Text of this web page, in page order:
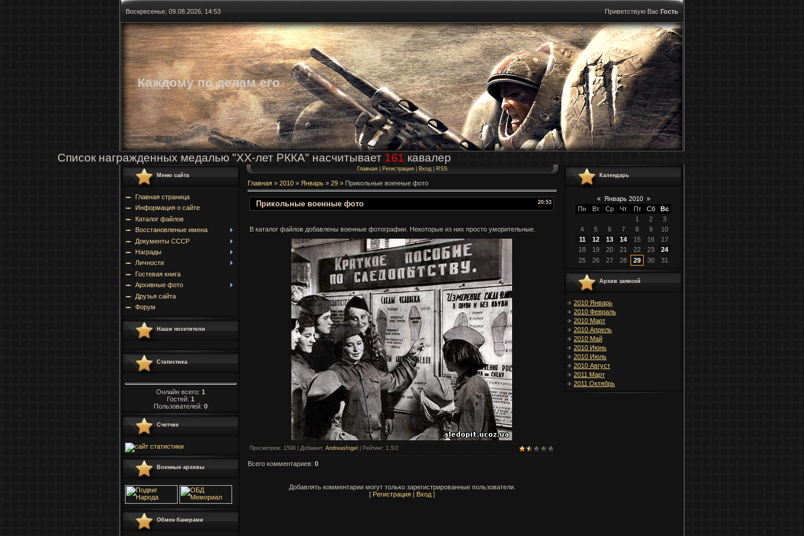
Воскресенье, 09.08.2026, 14:53 Приветствую Вас Гость
Каждому по делам его
Список награжденных медалью "ХХ-лет РККА" насчитывает 161 кавалер
Меню сайта
Главная страница
Информация о сайте
Каталог файлов
Восстановленые имена
Документы СССР
Награды
Личности
Гостевая книга
Архивные фото
Друзья сайта
Форум
Наши посетители
Статистика
Онлайн всего: 1
Гостей: 1
Пользователей: 0
Счетчик
Военные архивы
Обмен банерами
Главная| Регистрация| Вход| RSS
Главная » 2010 » Январь » 29 » Прикольные военные фото
20:53
Прикольные военные фото
В каталог файлов добавлены военные фотографии. Некоторые из них просто уморительные.
Просмотров: 1598 | Добавил: Andreasfogel Рейтинг: 1.5/2
Всего комментариев: 0
Добавлять комментарии могут только зарегистрированные пользователи.
[ Регистрация | Вход ]
Календарь
« Январь 2010 »
Пн
Вт Ср Чт Пт Сб
Вс
1
2
3
4
5 6 7 8 9
10
11
12 13 14 15 16
17
18
19 20 21 22 23
24
25
26 27 28 29 30 31
Архив записей
2010 Январь
2010 Февраль
2010 Март
2010 Апрель
2010 Май
2010 Июнь
2010 Июль
2010 Август
2011 Март
2011 Октябрь